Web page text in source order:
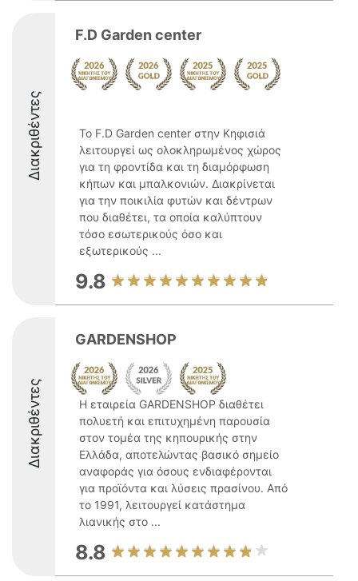
Διακριθέντες
F.D Garden center
Το F.D Garden center στην Κηφισιά
λειτουργεί ως ολοκληρωμένος χώρος
για τη φροντίδα και τη διαμόρφωση
κήπων και μπαλκονιών. Διακρίνεται
για την ποικιλία φυτών και δέντρων
που διαθέτει, τα οποία καλύπτουν
τόσο εσωτερικούς όσο και
εξωτερικούς ...
9.8
Διακριθέντες
GARDENSHOP
Η εταιρεία GARDENSHOP διαθέτει
πολυετή και επιτυχημένη παρουσία
στον τομέα της κηπουρικής στην
Ελλάδα, αποτελώντας βασικό σημείο
αναφοράς για όσους ενδιαφέρονται
για προϊόντα και λύσεις πρασίνου. Από
το 1991, λειτουργεί κατάστημα
λιανικής στο ...
8.8